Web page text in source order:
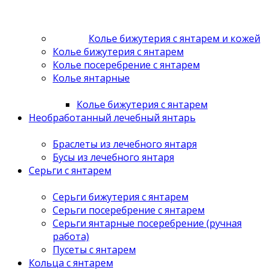
Колье бижутерия с янтарем и кожей
Колье бижутерия с янтарем
Колье посеребрение с янтарем
Колье янтарные
Колье бижутерия с янтарем
Необработанный лечебный янтарь
Браслеты из лечебного янтаря
Бусы из лечебного янтаря
Серьги с янтарем
Серьги бижутерия с янтарем
Серьги посеребрение с янтарем
Серьги янтарные посеребрение (ручная
работа)
Пусеты с янтарем
Кольца с янтарем